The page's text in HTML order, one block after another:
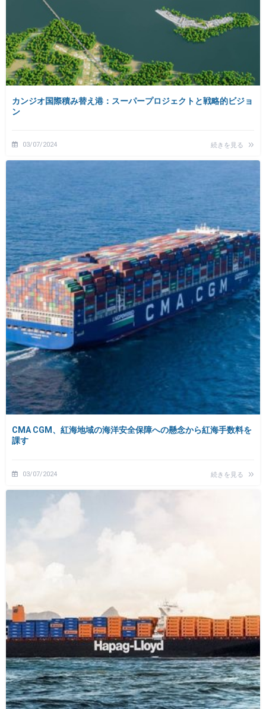
カンジオ国際積み替え港：スーパープロジェクトと戦略的ビジョ
ン
03/07/2024 続きを見る
CMA CGM、紅海地域の海洋安全保障への懸念から紅海手数料を
課す
03/07/2024 続きを見る